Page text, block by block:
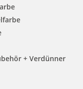
+ Verdünner